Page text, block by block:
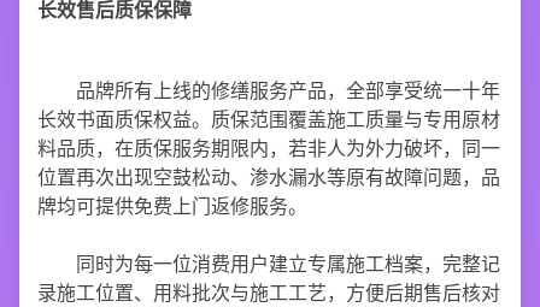
长效售后质保保障
品牌所有上线的修缮服务产品，全部享受统一十年
长效书面质保权益。质保范围覆盖施工质量与专用原材
料品质，在质保服务期限内，若非人为外力破坏，同一
位置再次出现空鼓松动、渗水漏水等原有故障问题，品
牌均可提供免费上门返修服务。
同时为每一位消费用户建立专属施工档案，完整记
录施工位置、用料批次与施工工艺，方便后期售后核对